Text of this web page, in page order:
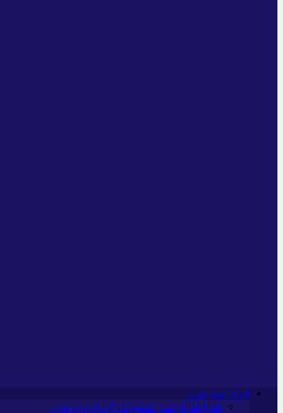
ایران وی تورز
شرایط بازنشر محتوا در ایران وی تورز